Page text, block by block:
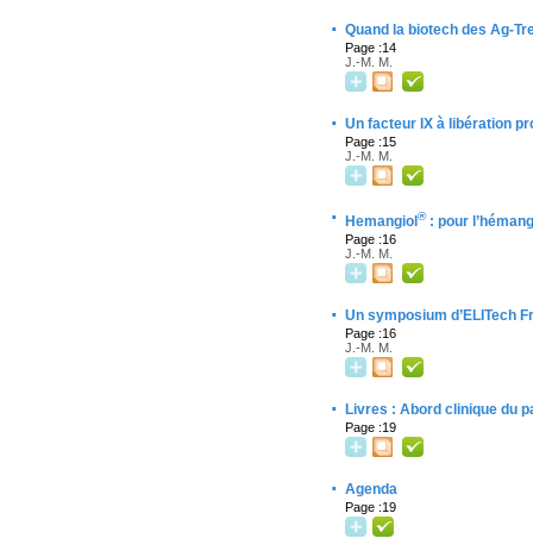
· Quand la biotech des Ag-
Page :14
J.-M. M.
· Un facteur IX à libération
Page :15
J.-M. M.
· Hemangiol ®: pour
Page :16
J.-M. M.
· Un symposium d’ELITech
Page :16
J.-M. M.
· Livres : Abord clinique du
Page :19
· Agenda
Page :19